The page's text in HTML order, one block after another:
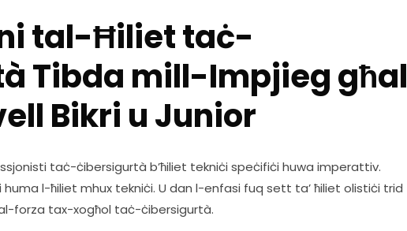
tal-Ħiliet taċ-
Tibda mill-Impjieg għal
Bikri u Junior
taċ-ċibersigurtà b’ħiliet tekniċi speċifiċi huwa imperattiv.
l-ħiliet mhux tekniċi. U dan l-enfasi fuq sett ta’ ħiliet olistiċi trid
forza tax-xogħol taċ-ċibersigurtà.